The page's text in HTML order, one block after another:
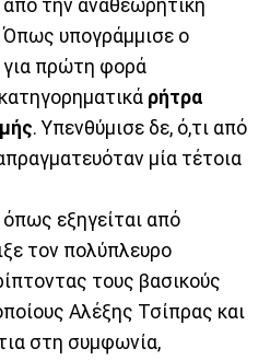
την αναθεωρητική
Όπως υπογράμμισε ο
πρώτη φορά
ρήτρα
. Υπενθύμισε δε, ό,τι από
μία τέτοια
εξηγείται από
τον πολύπλευρο
τους βασικούς
Αλέξης Τσίπρας και
στη συμφωνία,